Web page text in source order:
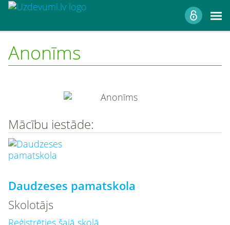
Anonīms
Mācību iestāde:
Daudzeses pamatskola
Skolotājs
Reģistrēties šajā skolā